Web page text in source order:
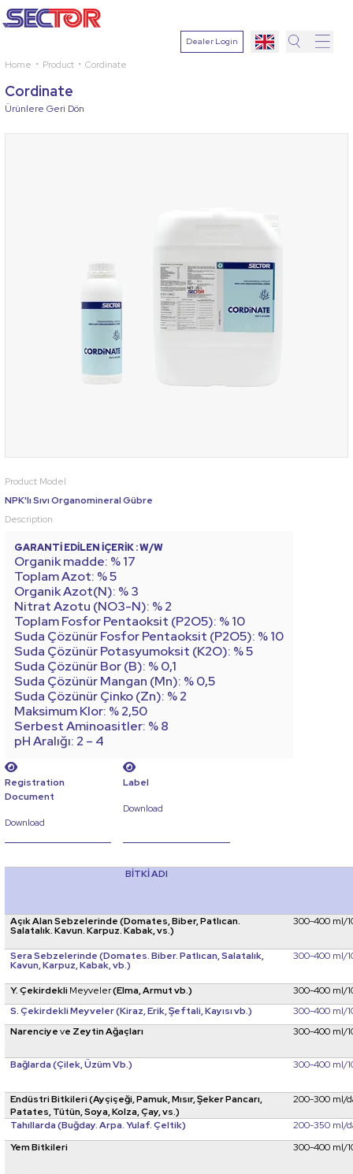
Dealer Login
Home Product Cordinate
Cordinate
Ürünlere Geri Dön
Product Model
NPK'lı Sıvı Organomineral Gübre
Description
GARANTİ EDİLEN İÇERİK : W/W
Organik madde: % 17
Toplam Azot: % 5
Organik Azot(N): % 3
Nitrat Azotu (NO3-N): % 2
Toplam Fosfor Pentaoksit (P2O5): % 10
Suda Çözünür Fosfor Pentaoksit (P2O5): % 10
Suda Çözünür Potasyumoksit (K2O): % 5
Suda Çözünür Bor (B): % 0,1
Suda Çözünür Mangan (Mn): % 0,5
Suda Çözünür Çinko (Zn): % 2
Maksimum Klor: % 2,50
Serbest Aminoasitler: % 8
pH Aralığı: 2 – 4
Registration
Document
Download
Label
Download
BİTKİ ADI
Açık Alan Sebzelerinde (Domates, Biber, Patlıcan.
Salatalık. Kavun. Karpuz. Kabak, vs.)
300-400 ml/
Sera Sebzelerinde (Domates. Biber. Patlıcan, Salatalık,
Kavun, Karpuz, Kabak, vb.)
300-400 ml/
Y. Çekirdekli Meyveler(Elma, Armut vb.)
300-400 ml/
S. Çekirdekli Meyveler (Kiraz, Erik, Şeftali, Kayısı vb.)
300-400 ml/
Narenciyeve Zeytin Ağaçları 300-400 ml/
Bağlarda (Çilek, Üzüm Vb.) 300-400 ml/
Endüstri Bitkileri (Ayçiçeği, Pamuk, Mısır, Şeker Pancarı,
Patates, Tütün, Soya, Kolza, Çay, vs.)
200-300 ml/
Tahıllarda (Buğday. Arpa. Yulaf. Çeltik)
200-350 ml/
Yem Bitkileri
300-400 ml/